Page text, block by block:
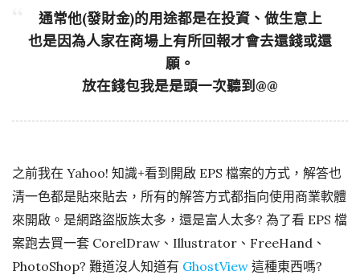
通常他(發財金)的用途都是在投資、做生意上
也是因為人家在商場上有所回報才會去還錢或還
願。
放在錢包我是是頭一次聽到@@
之前我在 Yahoo! 知識+看到開啟 EPS 檔案的方式，解答也
清一色都是貼來貼去，所有的解答方式都指向使用商業軟體
來開啟。是網路盜版族太多，還是富人太多? 為了看 EPS 檔
案跑去買一套 CorelDraw、Illustrator、FreeHand、
PhotoShop? 難道沒人知道有 GhostView 這種東西嗎?